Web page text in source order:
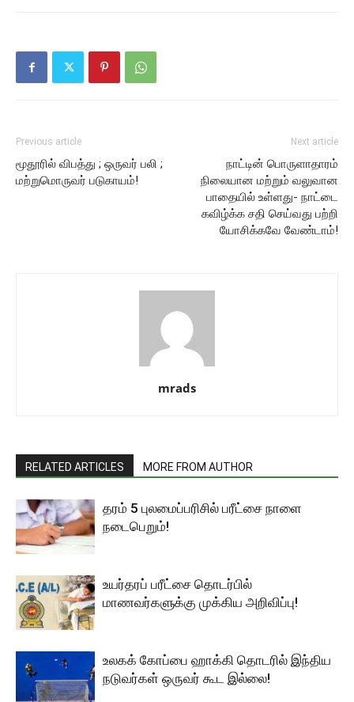
Previous article
மூதூரில் விபத்து ; ஒருவர் பலி ;
மற்றுமொருவர் படுகாயம்!
Next article
நாட்டின் பொருளாதாரம்
நிலையான மற்றும் வலுவான
பாதையில் உள்ளது- நாட்டை
கவிழ்க்க சதி செய்வது பற்றி
யோசிக்கவே வேண்டாம்!
mrads
RELATED ARTICLES MORE FROM AUTHOR
தரம் 5 புலமைப்பரிசில் பரீட்சை நாளை
நடைபெறும்!
உயர்தரப் பரீட்சை தொடர்பில்
மாணவர்களுக்கு முக்கிய அறிவிப்பு!
உலகக் கோப்பை ஹாக்கி தொடரில் இந்திய
நடுவர்கள் ஒருவர் கூட இல்லை!